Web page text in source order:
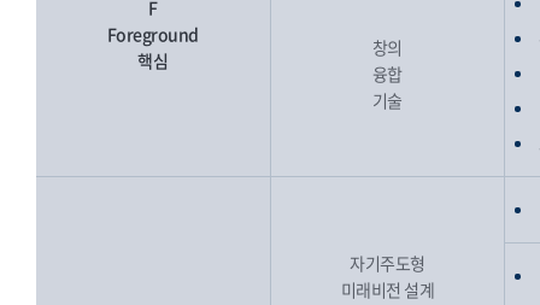
F
Foreground
핵심
창의
융합
기술
자기주도형
미래비전 설계